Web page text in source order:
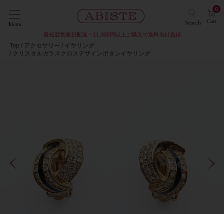
Menu Search Cart
0
最短翌営業日配送・11,000円以上ご購入で送料当社負担
Top アクセサリー
イヤリング
クリスタルガラスクロスデザインボタンイヤリング